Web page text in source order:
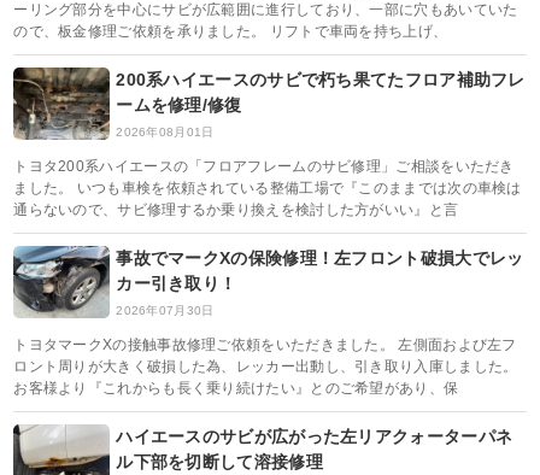
ーリング部分を中心にサビが広範囲に進行しており、一部に穴もあいていた
ので、板金修理ご依頼を承りました。 リフトで車両を持ち上げ、
200系ハイエースのサビで朽ち果てたフロア補助フレ
ームを修理/修復
2026年08月01日
トヨタ200系ハイエースの「フロアフレームのサビ修理」ご相談をいただき
ました。 いつも車検を依頼されている整備工場で『このままでは次の車検は
通らないので、サビ修理するか乗り換えを検討した方がいい』と言
事故でマークXの保険修理！左フロント破損大でレッ
カー引き取り！
2026年07月30日
トヨタマークXの接触事故修理ご依頼をいただきました。 左側面および左フ
ロント周りが大きく破損した為、レッカー出動し、引き取り入庫しました。
お客様より『これからも長く乗り続けたい』とのご希望があり、保
ハイエースのサビが広がった左リアクォーターパネ
ル下部を切断して溶接修理